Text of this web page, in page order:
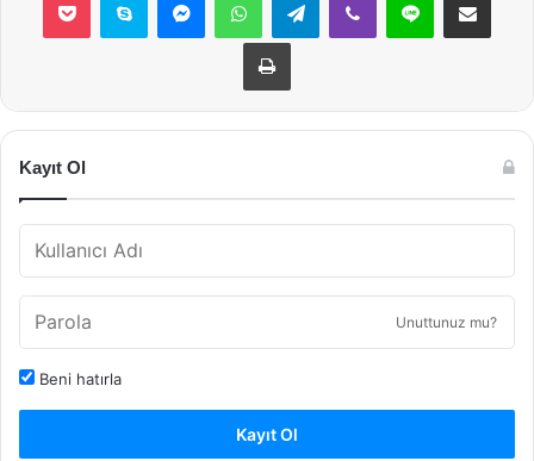
Yazdır
Kayıt Ol
Unuttunuz mu?
Beni hatırla
Kayıt Ol